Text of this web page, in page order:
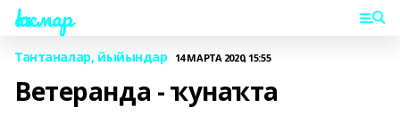
Һаҡмар
Тантаналар, йыйындар 14 МАРТА 2020, 15:55
Ветеранда - ҡунаҡта